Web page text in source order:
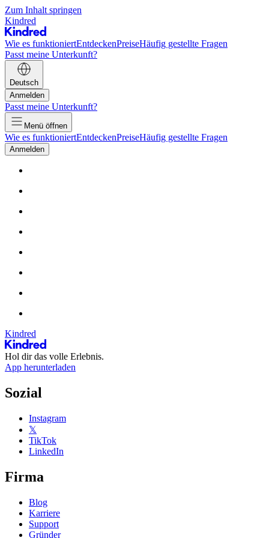
Zum Inhalt springen
Kindred
Wie es funktioniertEntdeckenPreiseHäufig gestellte Fragen
Passt meine Unterkunft?
Deutsch
Anmelden
Passt meine Unterkunft?
Menü öffnen
Wie es funktioniertEntdeckenPreiseHäufig gestellte Fragen
Anmelden
Kindred
Hol dir das volle Erlebnis.
App herunterladen
Sozial
Instagram
𝕏
TikTok
LinkedIn
Firma
Blog
Karriere
Support
Gründer